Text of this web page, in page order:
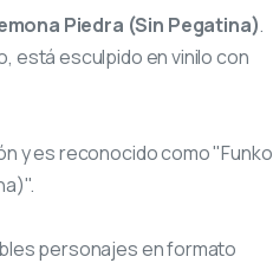
Piedra (Sin Pegatina).
está esculpido en vinilo con
y es reconocido como "Funko
personajes en formato